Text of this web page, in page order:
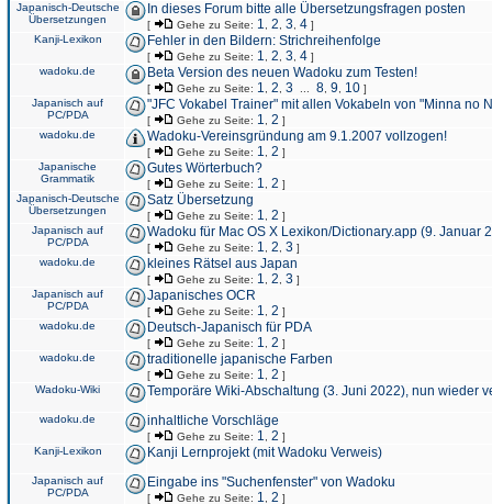
Japanisch-Deutsche
Übersetzungen
In dieses Forum bitte alle Übersetzungsfragen posten
[ Gehe zu Seite: 1 2 3 4 ]
Kanji-Lexikon
Fehler in den Bildern: Strichreihenfolge
[ Gehe zu Seite: 1 2 3 4 ]
wadoku.de
Beta Version des neuen Wadoku zum Testen!
[ Gehe zu Seite: 1 2 3 8 9 10 ]
Japanisch auf
PC/PDA
"JFC Vokabel Trainer" mit allen Vokabeln von "Minna no
[ Gehe zu Seite: 1 2 ]
wadoku.de
Wadoku-Vereinsgründung am 9.1.2007 vollzogen!
[ Gehe zu Seite: 1 2 ]
Japanische
Grammatik
Gutes Wörterbuch?
[ Gehe zu Seite: 1 2 ]
Japanisch-Deutsche
Übersetzungen
Satz Übersetzung
[ Gehe zu Seite: 1 2 ]
Japanisch auf
PC/PDA
Wadoku für Mac OS X Lexikon/Dictionary.app (9. Januar
[ Gehe zu Seite: 1 2 3 ]
wadoku.de
kleines Rätsel aus Japan
[ Gehe zu Seite: 1 2 3 ]
Japanisch auf
PC/PDA
Japanisches OCR
[ Gehe zu Seite: 1 2 ]
wadoku.de
Deutsch-Japanisch für PDA
[ Gehe zu Seite: 1 2 ]
wadoku.de
traditionelle japanische Farben
[ Gehe zu Seite: 1 2 ]
Wadoku-Wiki
Temporäre Wiki-Abschaltung (3. Juni 2022), nun wieder
wadoku.de inhaltliche Vorschläge
[ Gehe zu Seite: 1 2 ]
Kanji-Lexikon
Kanji Lernprojekt (mit Wadoku Verweis)
Japanisch auf
PC/PDA
Eingabe ins "Suchenfenster" von Wadoku
[ Gehe zu Seite: 1 2 ]